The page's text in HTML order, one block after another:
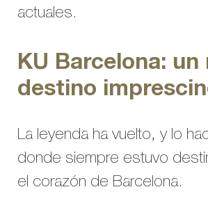
actuales.
KU Barcelona: un
destino
La leyenda ha vuelto, y lo
donde siempre estuvo
el corazón de Barcelona.